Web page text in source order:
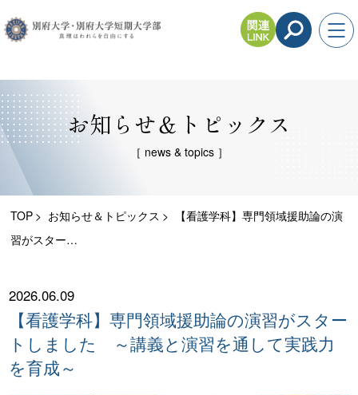
お知らせ＆トピックス
［ news & topics ］
TOP お知らせ＆トピックス
【看護学科】専門領域援助論の演
習がスター…
2026.06.09
【看護学科】専門領域援助論の演習がスター
トしました ～講義と演習を通して実践力
を育成～